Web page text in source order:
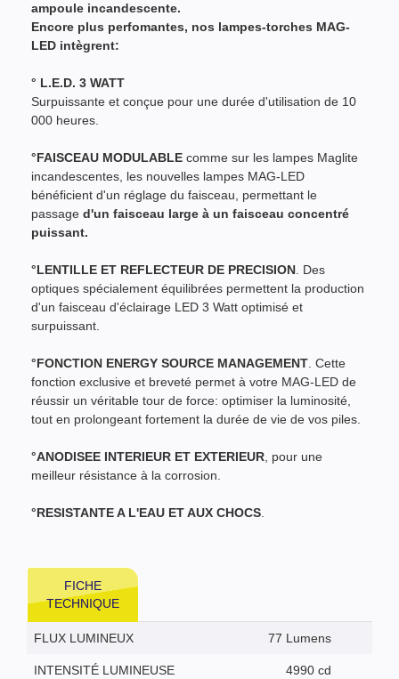
ampoule incandescente.
Encore plus perfomantes, nos lampes-torches MAG-
LED intègrent:
° L.E.D. 3 WATT
Surpuissante et conçue pour une durée d'utilisation de 10
000 heures.
°FAISCEAU MODULABLE comme sur les lampes Maglite
incandescentes, les nouvelles lampes MAG-LED
bénéficient d'un réglage du faisceau, permettant le
passage d'un faisceau large à un faisceau concentré
puissant.
°LENTILLE ET REFLECTEUR DE PRECISION. Des
optiques spécialement équilibrées permettent la production
d'un faisceau d'éclairage LED 3 Watt optimisé et
surpuissant.
°FONCTION ENERGY SOURCE MANAGEMENT. Cette
fonction exclusive et breveté permet à votre MAG-LED de
réussir un véritable tour de force: optimiser la luminosité,
tout en prolongeant fortement la durée de vie de vos piles.
°ANODISEE INTERIEUR ET EXTERIEUR, pour une
meilleur résistance à la corrosion.
°RESISTANTE A L'EAU ET AUX CHOCS.
FICHE
TECHNIQUE
FLUX LUMINEUX 77 Lumens
INTENSITÉ LUMINEUSE 4990 cd